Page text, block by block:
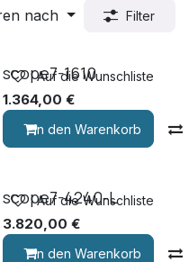
nach
Filter
Vergleichen
scope7-1610
1.364,00 €
In den Warenkorb
Auf die Wunschliste
Vergleichen
scope7-4240-L
3.820,00 €
In den Warenkorb
Auf die Wunschliste